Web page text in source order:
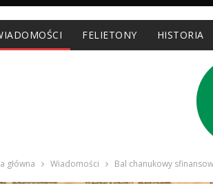
FELIETONY HISTORIA
główna Wiadomości Bal chanukowy